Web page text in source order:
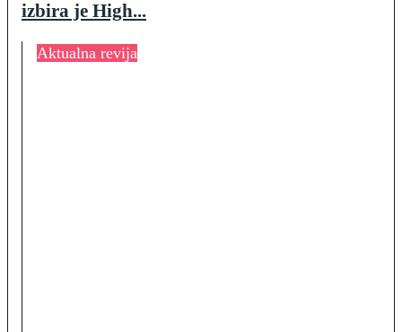
izbira je High...
Aktualna revija